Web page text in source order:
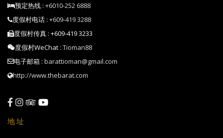
预定热线 : +6010-252 6888
度假村电话 : +609-419 3288
度假村传真 : +609-419 3233
度假村WeChat : Tioman88
电子邮箱 : barattioman@gmail.com
http://www.thebarat.com
地址